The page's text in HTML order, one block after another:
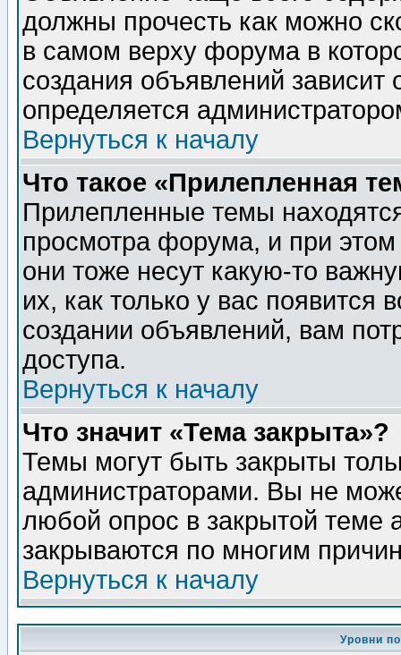
должны прочесть как можно
в самом верху форума в
создания объявлений зависит
определяется
Вернуться к началу
Что такое «Прилепленная
Прилепленные темы
просмотра форума, и при
они тоже несут какую-то
их, как только у вас появится
создании объявлений, вам
доступа.
Вернуться к началу
Что значит «Тема закрыта»?
Темы могут быть закрыты
администраторами. Вы не
любой опрос в закрытой теме
закрываются по многим
Вернуться к началу
Уровни